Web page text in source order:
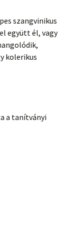
szangvinikus
együtt él, vagy
kolerikus
a tanítványi